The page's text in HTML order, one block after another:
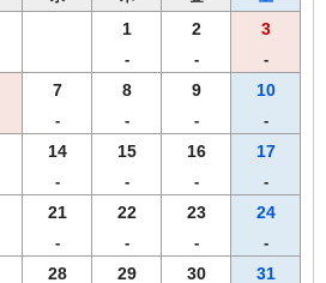
でのご到着、19時30分までにご来店くだ
変更になる場合がございます。
は、関西出身の料理長によるご宿泊者限
すが、２食付きご宿泊プランよりのみの
1
-
2
-
3
-
7
-
8
-
9
-
10
-
14
-
15
-
16
-
17
-
21
-
22
-
23
-
24
-
28 29 30 31